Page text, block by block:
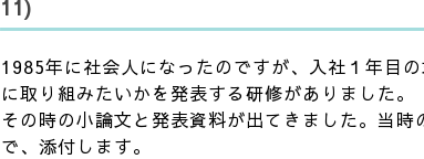
11)
1985年に社会人になったのですが、入社１年目
に取り組みたいかを発表する研修がありました。
その時の小論文と発表資料が出てきました。当
で、添付します。